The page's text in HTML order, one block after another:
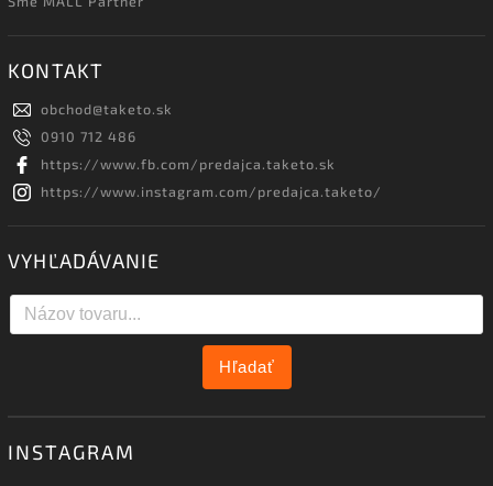
KONTAKT
obchod@taketo.sk
0910 712 486
https://www.fb.com/predajca.taketo.sk
https://www.instagram.com/predajca.taketo/
VYHĽADÁVANIE
Hľadať
INSTAGRAM